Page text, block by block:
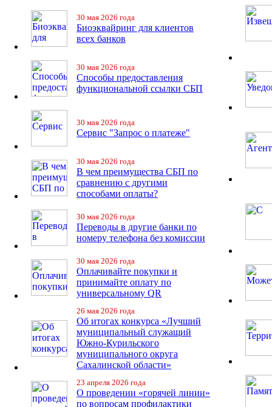
30 мая 2026 года
Биоэквайринг для клиентов
всех банков
30 мая 2026 года
Способы предоставления
функциональной ссылки СБП
30 мая 2026 года
Сервис "Запрос о платеже"
30 мая 2026 года
В чем преимущества СБП по
сравнению с другими
способами оплаты?
30 мая 2026 года
Переводы в другие банки по
номеру телефона без комиссии
30 мая 2026 года
Оплачивайте покупки и
принимайте оплату по
универсальному QR
26 мая 2026 года
Об итогах конкурса «Лучший
муниципальный служащий
Южно-Курильского
муниципального округа
Сахалинской области»
23 апреля 2026 года
О проведении «горячей линии»
по вопросам профилактики